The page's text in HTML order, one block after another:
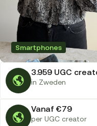
3.959 UGC
in Zweden
Smartphones
Vanaf €79
per UGC creator